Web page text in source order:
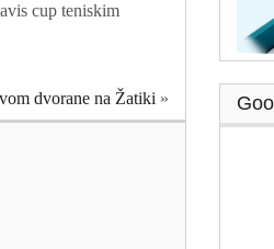
cup teniskim
dvorane na Žatiki »